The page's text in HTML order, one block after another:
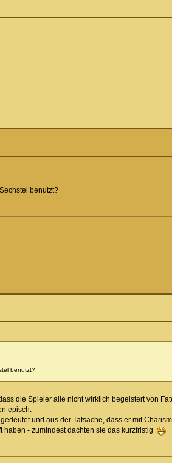
benutzt?
benutzt?
die Spieler alle nicht wirklich begeistert von
episch.
und aus der Tatsache, dass er mit
- zumindest dachten sie das kurzfristig